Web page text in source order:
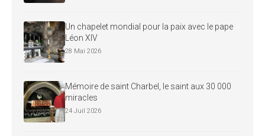
Un chapelet mondial pour la paix avec le pape
Léon XIV
28 Mai 2026
Mémoire de saint Charbel, le saint aux 30 000
miracles
24 Juil 2026